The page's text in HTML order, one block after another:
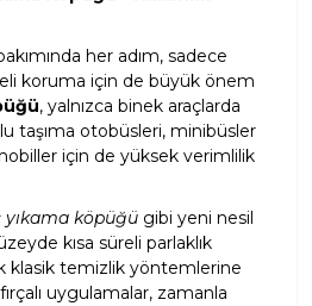
her adım, sadece
koruma için de büyük önem
, yalnızca binek araçlarda
taşıma otobüsleri, minibüsler
için de yüksek verimlilik
yıkama köpüğü gibi yeni nesil
kısa süreli parlaklık
klasik temizlik yöntemlerine
uygulamalar, zamanla